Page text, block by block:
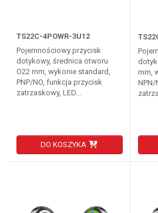
TS22C-4POWR-3U12
Pojemnościowy przycisk
dotykowy, średnica otworu
O22 mm, wykonie standard,
PNP/NO, funkcja przycisk
zatrzaskowy, LED...
DO KOSZYKA
mm,
NPN/